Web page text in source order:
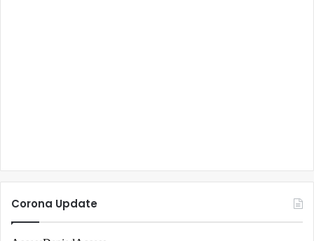
Corona Update